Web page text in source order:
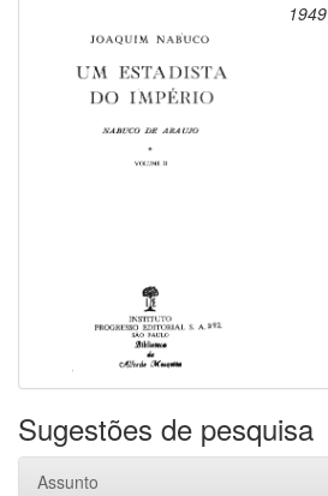
1949
Sugestões de pesquisa
Assunto